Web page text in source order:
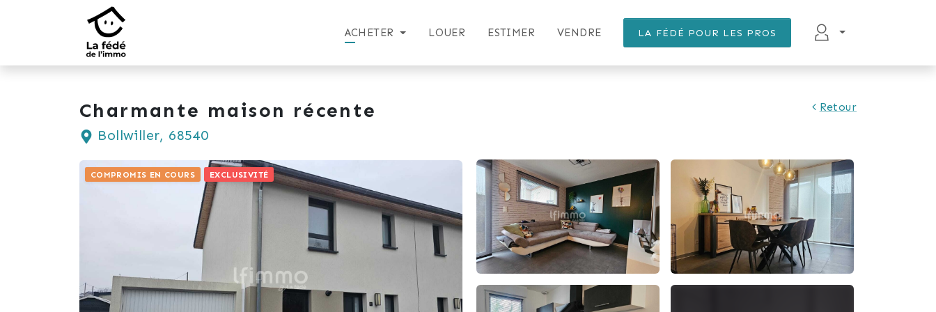
ACHETER LOUER ESTIMER VENDRE LA FÉDÉ POUR LES PROS
Retour
Charmante maison récente
Bollwiller, 68540
COMPROMIS EN COURS EXCLUSIVITÉ